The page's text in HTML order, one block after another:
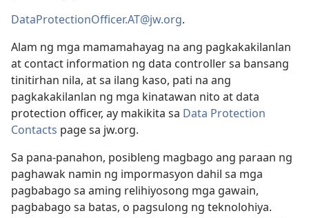
DataProtectionOfficer.AT@jw.org.
Alam ng mga mamamahayag na ang pagkakakilanlan
at contact information ng data controller sa bansang
tinitirhan nila, at sa ilang kaso, pati na ang
pagkakakilanlan ng mga kinatawan nito at data
protection officer, ay makikita sa Data Protection
Contacts page sa jw.org.
Sa pana-panahon, posibleng magbago ang paraan ng
paghawak namin ng impormasyon dahil sa mga
pagbabago sa aming relihiyosong mga gawain,
pagbabago sa batas, o pagsulong ng teknolohiya.